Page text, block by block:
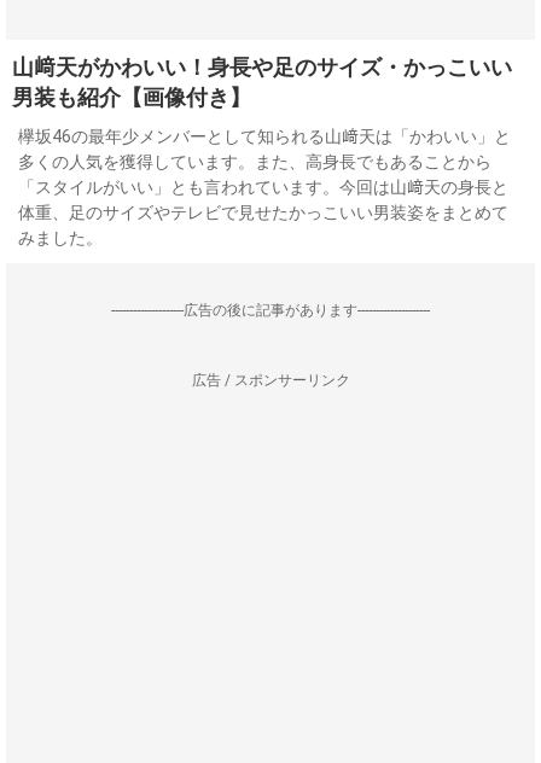
山﨑天がかわいい！身長や足のサイズ・かっこいい
男装も紹介【画像付き】
欅坂46の最年少メンバーとして知られる山﨑天は「かわいい」と
多くの人気を獲得しています。また、高身長でもあることから
「スタイルがいい」とも言われています。今回は山﨑天の身長と
体重、足のサイズやテレビで見せたかっこいい男装姿をまとめて
みました。
--------------------広告の後に記事があります--------------------
広告 / スポンサーリンク